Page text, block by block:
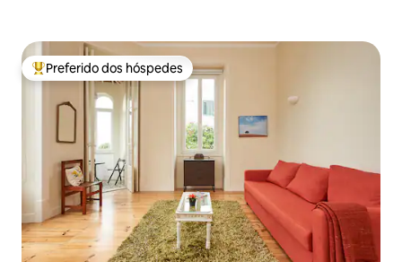
Entre os melhores preferidos dos hóspedes
Preferido dos hóspedes